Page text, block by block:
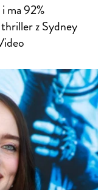
ma 92%
z Sydney